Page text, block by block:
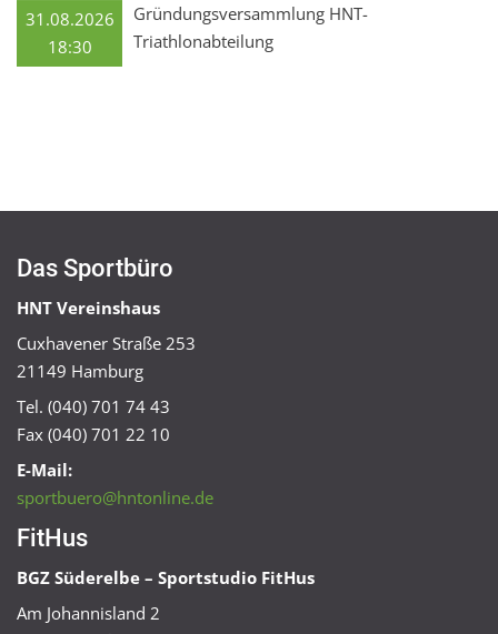
31.08.2026
18:30
Gründungsversammlung HNT-
Triathlonabteilung
Das Sportbüro
HNT Vereinshaus
Cuxhavener Straße 253
21149 Hamburg
Tel. (040) 701 74 43
Fax (040) 701 22 10
E-Mail:
sportbuero@hntonline.de
FitHus
BGZ Süderelbe – Sportstudio FitHus
Am Johannisland 2